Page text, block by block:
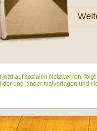
jetzt auf sozialen Netzwerken,
und kinder malvorlagen und